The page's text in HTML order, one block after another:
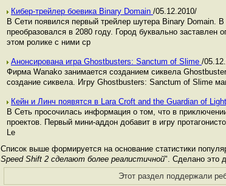
Кибер-трейлер боевика Binary Domain /05.12.2010/
В Сети появился первый трейлер шутера Binary Domain.
преобразовался в 2080 году. Город буквально
этом ролике с ними ср
Анонсирована игра Ghostbusters: Sanctum of Slime /
Фирма Wanako занимается созданием сиквела
создание сиквела. Игру Ghostbusters: Sanctum of Slime
Кейн и Линч появятся в Lara Croft and the Guardian of Light
В Сеть просочилась информация о том, что в
проектов. Первый мини-аддон добавит в игру
Le
Список выше формируется на основание статистики
Speed Shift 2 сделают более реалистичной". Сделано это
Этот раздел поддержали